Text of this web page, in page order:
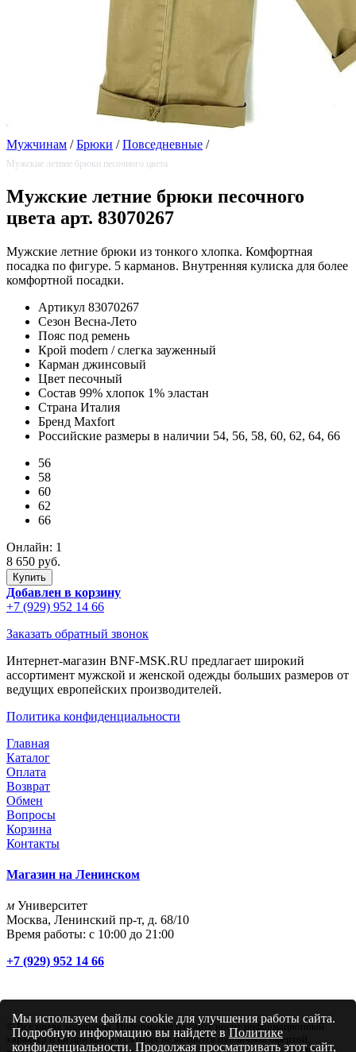
Мужчинам / Брюки / Повседневные /
Мужские летние брюки песочного цвета
Мужские летние брюки песочного
цвета арт. 83070267
Мужские летние брюки из тонкого хлопка. Комфортная
посадка по фигуре. 5 карманов. Внутренняя кулиска для более
комфортной посадки.
Артикул 83070267
Сезон Весна-Лето
Пояс под ремень
Крой modern / слегка зауженный
Карман джинсовый
Цвет песочный
Состав 99% хлопок 1% эластан
Страна Италия
Бренд Maxfort
Российские размеры в наличии 54, 56, 58, 60, 62, 64, 66
56
58
60
62
66
Онлайн: 1
8 650 руб.
Добавлен в корзину
+7 (929) 952 14 66
Заказать обратный звонок
Интернет-магазин BNF-MSK.RU предлагает широкий
ассортимент мужской и женской одежды больших размеров от
ведущих европейских производителей.
Политика конфиденциальности
Главная
Каталог
Оплата
Возврат
Обмен
Вопросы
Корзина
Контакты
Магазин на Ленинском
м Университет
Москва, Ленинский пр-т, д. 68/10
Время работы: с 10:00 до 21:00
+7 (929) 952 14 66
© Все права защищены. Информация на сайте носит информационный
характер и ни при каких условиях не являются публичной офертой,
Мы используем файлы cookie для улучшения работы сайта.
Подробную информацию вы найдете вПолитике
конфиденциальности. Продолжая просматривать этот сайт,